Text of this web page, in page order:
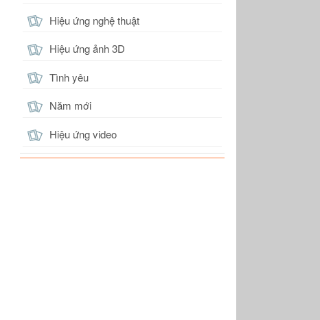
Hiệu ứng nghệ thuật
Hiệu ứng ảnh 3D
Tình yêu
Năm mới
Hiệu ứng video